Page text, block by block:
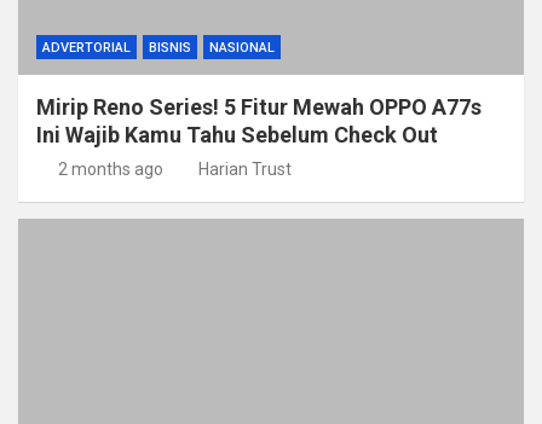
ADVERTORIAL BISNIS NASIONAL
Mirip Reno Series! 5 Fitur Mewah OPPO A77s
Ini Wajib Kamu Tahu Sebelum Check Out
2 months ago Harian Trust